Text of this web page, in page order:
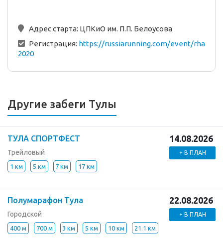
Адрес старта: ЦПКиО им. П.П. Белоусова
Регистрация: https://russiarunning.com/event/rha
2020
Другие забеги Тулы
ТУЛА СПОРТФЕСТ
Трейловый
1 км 5 км 7 км 17 км
14.08.2026
+ В ПЛАН
Полумарафон Тула
Городской
400 м 700 м 3 км 5 км 10 км 21.1 км
22.08.2026
+ В ПЛАН